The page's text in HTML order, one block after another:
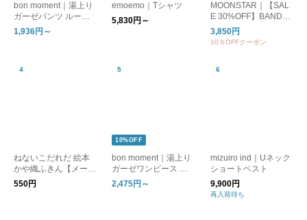
bon moment｜湯上り
ガーゼパンツ ルーム
パンツ
1,936円～
emoemo｜Tシャツ
5,830円～
MOONSTAR｜【SAL
E 30%OFF】BANDBA
LLET バンドバレー バ
レーシューズ フラッ
3,850円
10％OFFクーポン
ねないこだれだ 絵本
かや織ふきん【メール
便可】
550円
10%OFF
bon moment｜湯上り
ガーゼワンピース ル
ームワンピース
2,475円～
mizuiro ind｜Uネック
ショートベスト
9,900円
再入荷待ち